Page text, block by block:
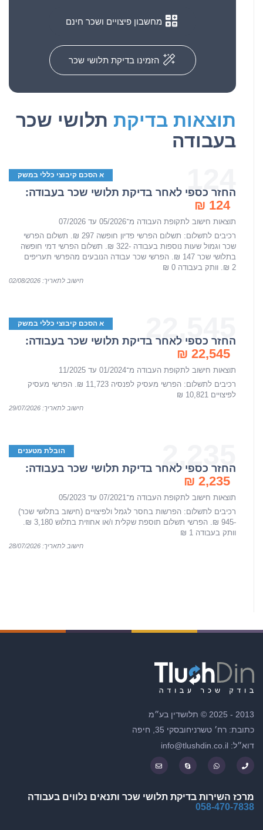
מחשבון פיצויים ושכר חינם
תוצאות בדיקת תלושי שכר
בעבודה
א הסכם קיבוצי כללי במשק
החזר כספי לאחר בדיקת תלושי שכר בעבודה:
124 ₪
תוצאות חישוב לתקופת העבודה מ־05/2026 עד 07/2026
רכיבים לתשלום: תשלום הפרשי פדיון חופשה 297 ₪. תשלום הפרשי
שכר וגמול שעות נוספות בעבודה -322 ₪. תשלום הפרשי דמי חופשה
בתלושי שכר 147 ₪. הפרשי שכר עבודה הנובעים מהפרשי תעריפים
2 ₪. וותק בעבודה 0 ₪
חישוב לתאריך: 02/08/2026
22,545 א הסכם קיבוצי כללי במשק
החזר כספי לאחר בדיקת תלושי שכר בעבודה:
22,545 ₪
תוצאות חישוב לתקופת העבודה מ־01/2024 עד 11/2025
רכיבים לתשלום: הפרשי מעסיק לפנסיה 11,723 ₪. הפרשי מעסיק
לפיצויים 10,821 ₪
חישוב לתאריך: 29/07/2026
2,235 הובלת מטענים
החזר כספי לאחר בדיקת תלושי שכר בעבודה:
2,235 ₪
תוצאות חישוב לתקופת העבודה מ־07/2021 עד 05/2023
רכיבים לתשלום: הפרשות בחסר לגמל ולפיצויים (חישוב בתלושי שכר)
-945 ₪. הפרשי תשלום תוספת שקלית ו/או אחוזית בתלוש 3,180 ₪.
וותק בעבודה 1 ₪
חישוב לתאריך: 28/07/2026
2013 - 2025 © תלושדין בע״מ
כתובת: רח׳ טשרניחובסקי 35, חיפה
דוא״ל: info@tlushdin.co.il
מרכז השירות בדיקת תלושי שכר ותנאים נלווים בעבודה
058-470-7838